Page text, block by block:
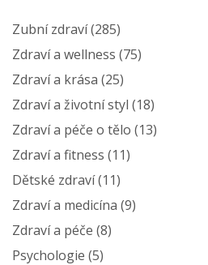
Zubní zdraví(285)
Zdraví a wellness (75)
Zdraví a krása (25)
Zdraví a životní styl (18)
Zdraví a péče o tělo (13)
Zdraví a fitness (11)
Dětské zdraví(11)
Zdraví a medicína (9)
Zdraví a péče (8)
Psychologie (5)